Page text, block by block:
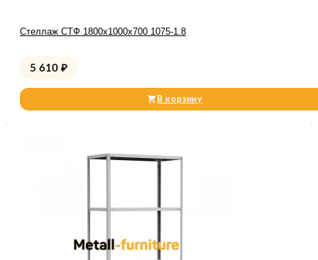
Стеллаж СТФ 1800x1000x700 1075-1.8
5 610 ₽
В корзину